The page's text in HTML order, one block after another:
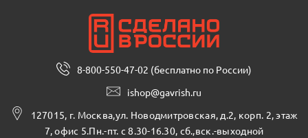
8-800-550-47-02 (бесплатно по России)
ishop@gavrish.ru
127015, г. Москва,ул. Новодмитровская, д.2, корп. 2, этаж
7, офис 5.Пн.-пт. с 8.30-16.30, сб.,вск.-выходной